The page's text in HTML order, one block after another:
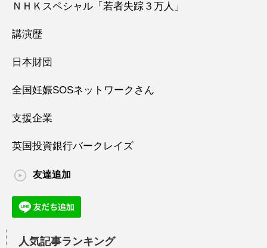
ＮＨＫスペシャル「若者失踪３万人」
講演歴
日本財団
全国妊娠SOSネットワークさん
支援企業
英国投資銀行バークレイズ
友達追加
人気記事ランキング